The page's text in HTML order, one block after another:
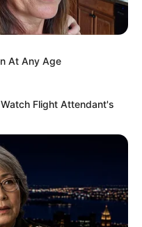
At Any Age
Flight Attendant's